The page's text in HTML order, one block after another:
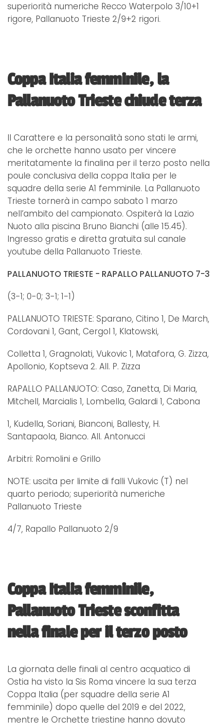
superiorità numeriche Recco Waterpolo 3/10+1
rigore, Pallanuoto Trieste 2/9+2 rigori.
Coppa Italia femminile, la
Pallanuoto Trieste chiude terza
Il Carattere e la personalità sono stati le armi,
che le orchette hanno usato per vincere
meritatamente la finalina per il terzo posto nella
poule conclusiva della coppa Italia per le
squadre della serie A1 femminile. La Pallanuoto
Trieste tornerà in campo sabato 1 marzo
nell’ambito del campionato. Ospiterà la Lazio
Nuoto alla piscina Bruno Bianchi (alle 15.45).
Ingresso gratis e diretta gratuita sul canale
youtube della Pallanuoto Trieste.
PALLANUOTO TRIESTE - RAPALLO PALLANUOTO 7-3
(3-1; 0-0; 3-1; 1-1)
PALLANUOTO TRIESTE: Sparano, Citino 1, De March,
Cordovani 1, Gant, Cergol 1, Klatowski,
Colletta 1, Gragnolati, Vukovic 1, Matafora, G. Zizza,
Apollonio, Koptseva 2. All. P. Zizza
RAPALLO PALLANUOTO: Caso, Zanetta, Di Maria,
Mitchell, Marcialis 1, Lombella, Galardi 1, Cabona
1, Kudella, Soriani, Bianconi, Ballesty, H.
Santapaola, Bianco. All. Antonucci
Arbitri: Romolini e Grillo
NOTE: uscita per limite di falli Vukovic (T) nel
quarto periodo; superiorità numeriche
Pallanuoto Trieste
4/7, Rapallo Pallanuoto 2/9
Coppa Italia femminile,
Pallanuoto Trieste sconfitta
nella finale per il terzo posto
La giornata delle finali al centro acquatico di
Ostia ha visto la Sis Roma vincere la sua terza
Coppa Italia (per squadre della serie A1
femminile) dopo quelle del 2019 e del 2022,
mentre le Orchette triestine hanno dovuto